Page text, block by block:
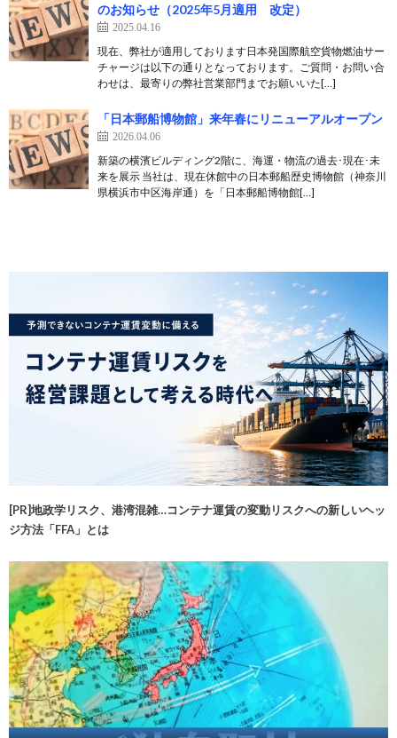
のお知らせ（2025年5月適用 改定）
2025.04.16
現在、弊社が適用しております日本発国際航空貨物燃油サー
チャージは以下の通りとなっております。ご質問・お問い合
わせは、最寄りの弊社営業部門までお願いいた[…]
「日本郵船博物館」来年春にリニューアルオープン
2026.04.06
新築の横濱ビルディング2階に、海運・物流の過去･現在･未
来を展示 当社は、現在休館中の日本郵船歴史博物館（神奈川
県横浜市中区海岸通）を「日本郵船博物館[…]
[PR]地政学リスク、港湾混雑…コンテナ運賃の変動リスクへの新しいヘッ
ジ方法「FFA」とは